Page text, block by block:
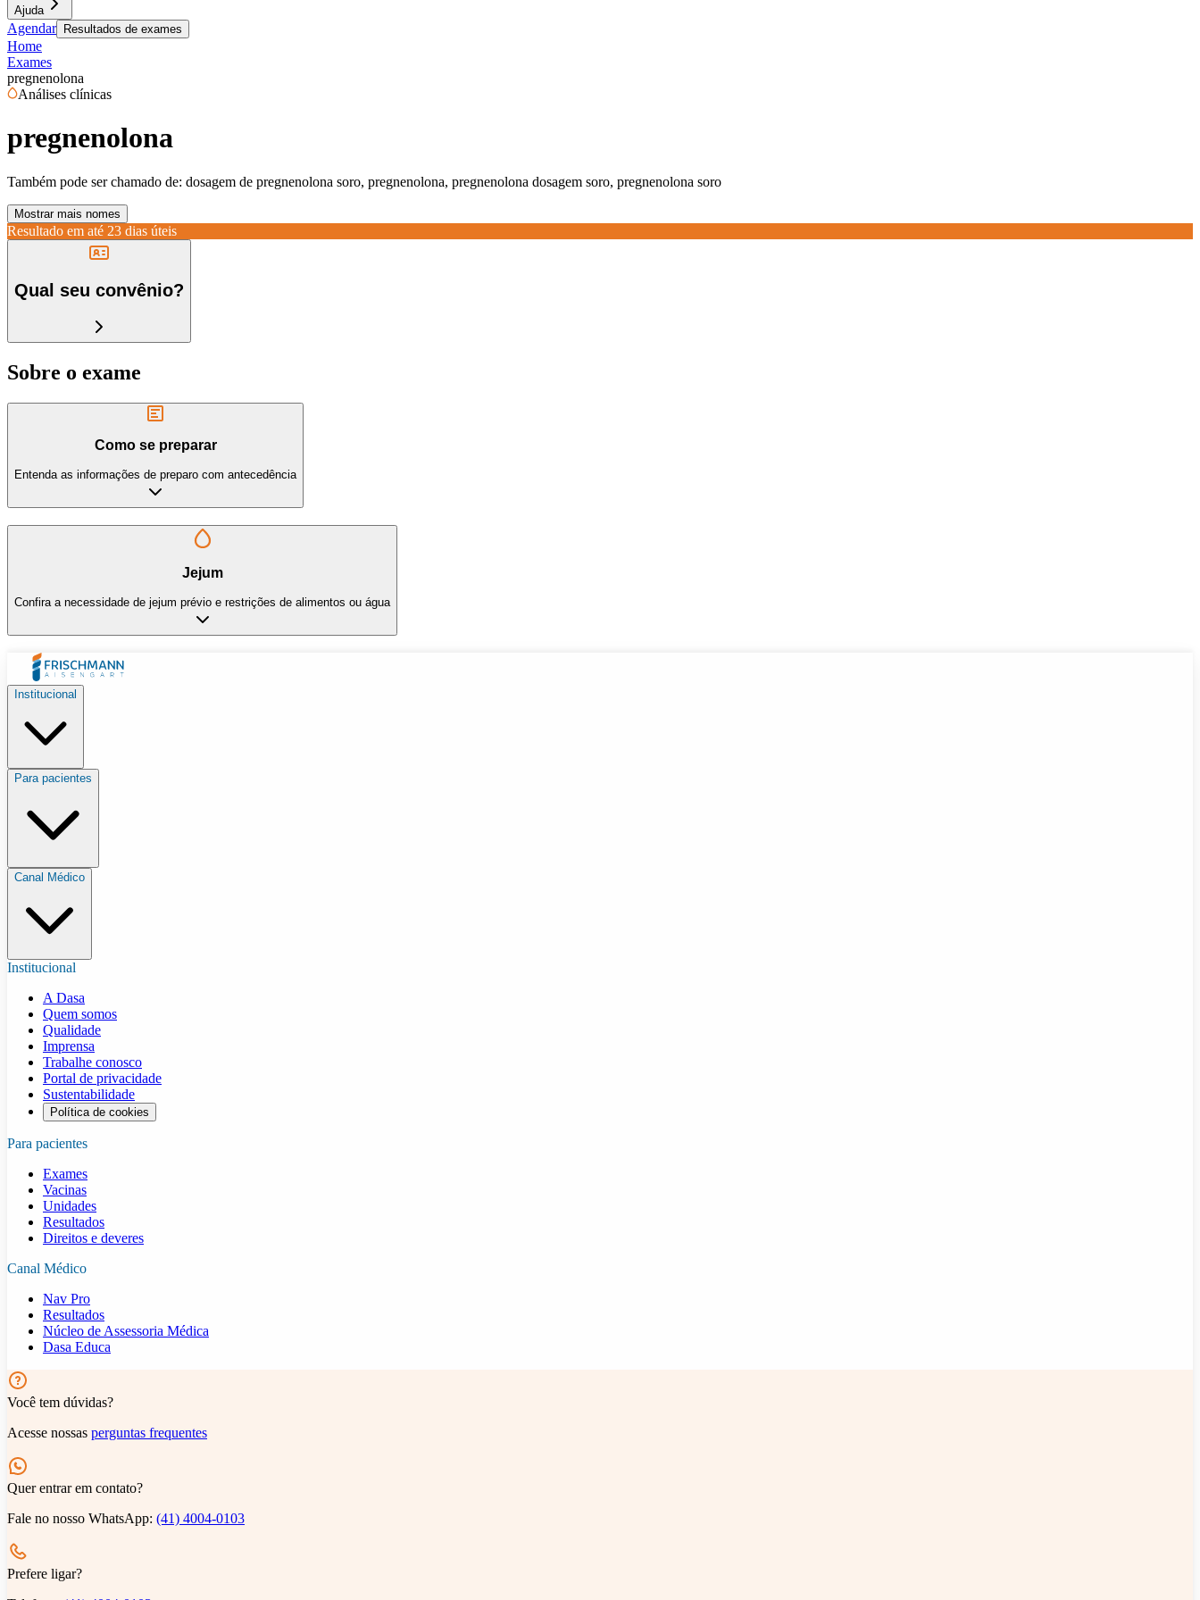
Ajuda
Agendar Resultados de exames
Home
Exames
pregnenolona
Análises clínicas
pregnenolona
Também pode ser chamado de: dosagem de pregnenolona soro, pregnenolona, pregnenolona dosagem soro, pregnenolona soro
Mostrar mais nomes
Resultado em até 23 dias úteis
Qual seu convênio?
Sobre o exame
Como se preparar
Entenda as informações de preparo com antecedência
Jejum
Confira a necessidade de jejum prévio e restrições de alimentos ou água
Institucional
Para pacientes
Canal Médico
Institucional
A Dasa
Quem somos
Qualidade
Imprensa
Trabalhe conosco
Portal de privacidade
Sustentabilidade
Política de cookies
Para pacientes
Exames
Vacinas
Unidades
Resultados
Direitos e deveres
Canal Médico
Nav Pro
Resultados
Núcleo de Assessoria Médica
Dasa Educa
Você tem dúvidas?
Acesse nossas perguntas frequentes
Quer entrar em contato?
Fale no nosso WhatsApp: (41) 4004-0103
Prefere ligar?